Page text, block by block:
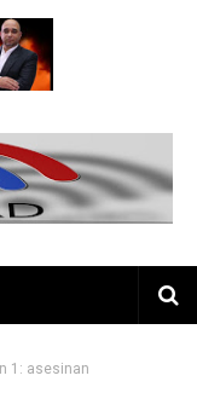
1: asesinan